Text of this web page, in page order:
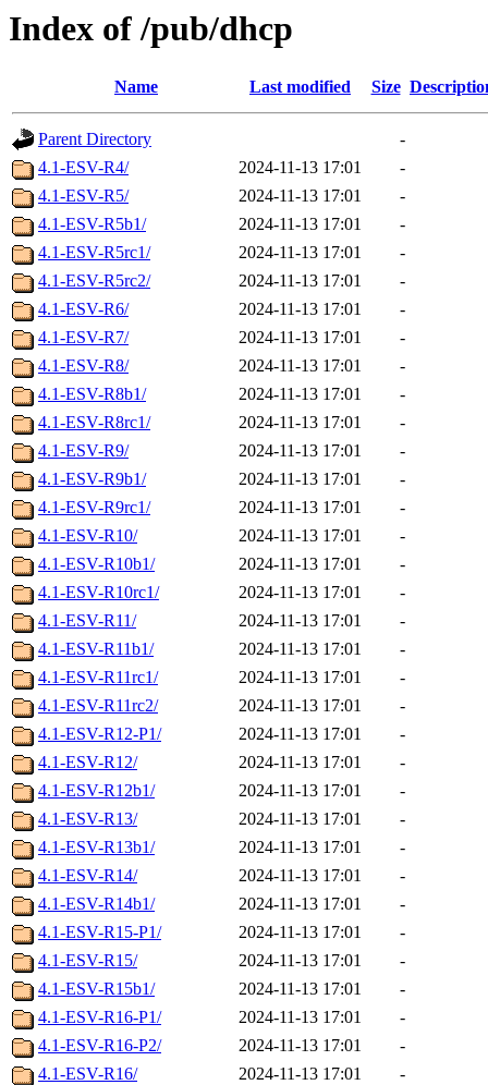
Index of /pub/dhcp
Name Last modified Size
Parent Directory
-
4.1-ESV-R4/
2024-11-13 17:01
-
4.1-ESV-R5/
2024-11-13 17:01
-
4.1-ESV-R5b1/
2024-11-13 17:01
-
4.1-ESV-R5rc1/
2024-11-13 17:01
-
4.1-ESV-R5rc2/
2024-11-13 17:01
-
4.1-ESV-R6/
2024-11-13 17:01
-
4.1-ESV-R7/
2024-11-13 17:01
-
4.1-ESV-R8/
2024-11-13 17:01
-
4.1-ESV-R8b1/
2024-11-13 17:01
-
4.1-ESV-R8rc1/
2024-11-13 17:01
-
4.1-ESV-R9/
2024-11-13 17:01
-
4.1-ESV-R9b1/
2024-11-13 17:01
-
4.1-ESV-R9rc1/
2024-11-13 17:01
-
4.1-ESV-R10/
2024-11-13 17:01
-
4.1-ESV-R10b1/
2024-11-13 17:01
-
4.1-ESV-R10rc1/
2024-11-13 17:01
-
4.1-ESV-R11/
2024-11-13 17:01
-
4.1-ESV-R11b1/
2024-11-13 17:01
-
4.1-ESV-R11rc1/
2024-11-13 17:01
-
4.1-ESV-R11rc2/
2024-11-13 17:01
-
4.1-ESV-R12-P1/
2024-11-13 17:01
-
4.1-ESV-R12/
2024-11-13 17:01
-
4.1-ESV-R12b1/
2024-11-13 17:01
-
4.1-ESV-R13/
2024-11-13 17:01
-
4.1-ESV-R13b1/
2024-11-13 17:01
-
4.1-ESV-R14/
2024-11-13 17:01
-
4.1-ESV-R14b1/
2024-11-13 17:01
-
4.1-ESV-R15-P1/
2024-11-13 17:01
-
4.1-ESV-R15/
2024-11-13 17:01
-
4.1-ESV-R15b1/
2024-11-13 17:01
-
4.1-ESV-R16-P1/
2024-11-13 17:01
-
4.1-ESV-R16-P2/
2024-11-13 17:01
-
4.1-ESV-R16/
2024-11-13 17:01
-